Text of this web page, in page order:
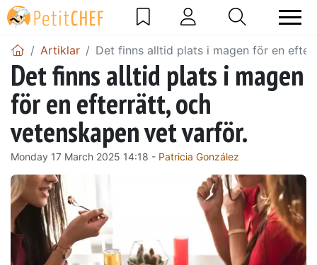
Artiklar Det finns alltid plats i magen för en
Det finns alltid plats i magen
för en efterrätt, och
vetenskapen vet varför.
Monday 17 March 2025 14:18 - Patricia González